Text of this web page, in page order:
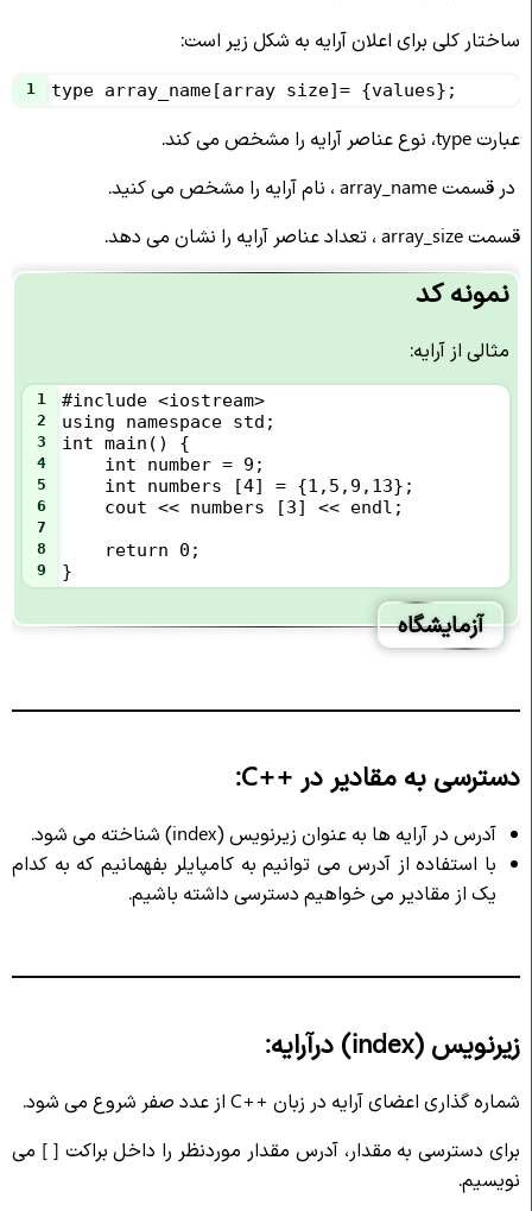
ساختار کلی برای اعلان آرایه به شکل زیر است:
1 type array_name[array size]= {values};
عبارت type، نوع عناصر آرایه را مشخص می کند.
در قسمت array_name ، نام آرایه را مشخص می کنید.
قسمت array_size ، تعداد عناصر آرایه را نشان می دهد.
نمونه کد
مثالی از آرایه:
1 #include <iostream>
2 using namespace std;
3 int main() {
4 int number = 9;
5 int numbers [4] = {1,5,9,13};
6 cout << numbers [3] << endl;
7
8
    return 0;
9 }
آزمایشگاه
دسترسی به مقادیر در C++
:
آدرس در آرایه ها به عنوان زیرنویس (index) شناخته می شود.
با استفاده از آدرس می توانیم به کامپایلر بفهمانیم که به کدام
یک از مقادیر می خواهیم دسترسی داشته باشیم.
زیرنویس (index) درآرایه:
شماره گذاری اعضای آرایه در زبان C++ از عدد صفر شروع می شود.
برای دسترسی به مقدار، آدرس مقدار موردنظر را داخل براکت [ ] می
نویسیم.